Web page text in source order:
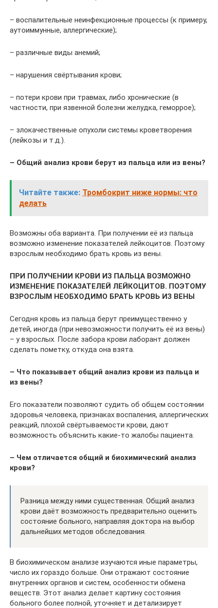
– воспалительные неинфекционные процессы (к примеру,
аутоиммунные, аллергические);
– различные виды анемий;
– нарушения свёртывания крови;
– потери крови при травмах, либо хронические (в
частности, при язвенной болезни желудка, геморрое);
– злокачественные опухоли системы кроветворения
(лейкозы и т.д.).
– Общий анализ крови берут из пальца или из вены?
Читайте также: Тромбокрит ниже нормы: что
делать
Возможны оба варианта. При получении её из пальца
возможно изменение показателей лейкоцитов. Поэтому
взрослым необходимо брать кровь из вены.
ПРИ ПОЛУЧЕНИИ КРОВИ ИЗ ПАЛЬЦА ВОЗМОЖНО
ИЗМЕНЕНИЕ ПОКАЗАТЕЛЕЙ ЛЕЙКОЦИТОВ. ПОЭТОМУ
ВЗРОСЛЫМ НЕОБХОДИМО БРАТЬ КРОВЬ ИЗ ВЕНЫ
Сегодня кровь из пальца берут преимущественно у
детей, иногда (при невозможности получить её из вены)
– у взрослых. После забора крови лаборант должен
сделать пометку, откуда она взята.
– Что показывает общий анализ крови из пальца и
из вены?
Его показатели позволяют судить об общем состоянии
здоровья человека, признаках воспаления, аллергических
реакций, плохой свёртываемости крови, дают
возможность объяснить какие-то жалобы пациента.
– Чем отличается общий и биохимический анализ
крови?
Разница между ними существенная. Общий анализ
крови даёт возможность предварительно оценить
состояние больного, направляя доктора на выбор
дальнейших методов обследования.
В биохимическом анализе изучаются иные параметры,
число их гораздо больше. Они отражают состояние
внутренних органов и систем, особенности обмена
веществ. Этот анализ делает картину состояния
больного более полной, уточняет и детализирует